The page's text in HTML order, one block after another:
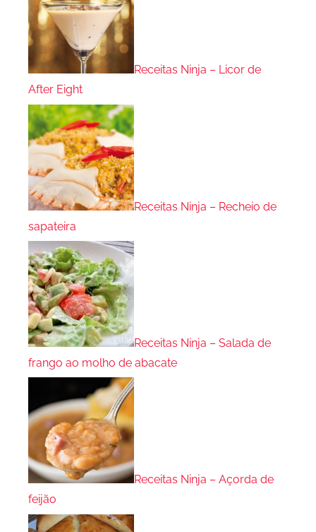
Receitas Ninja – Licor de
After Eight
Receitas Ninja – Recheio de
sapateira
Receitas Ninja – Salada de
frango ao molho de abacate
Receitas Ninja – Açorda de
feijão